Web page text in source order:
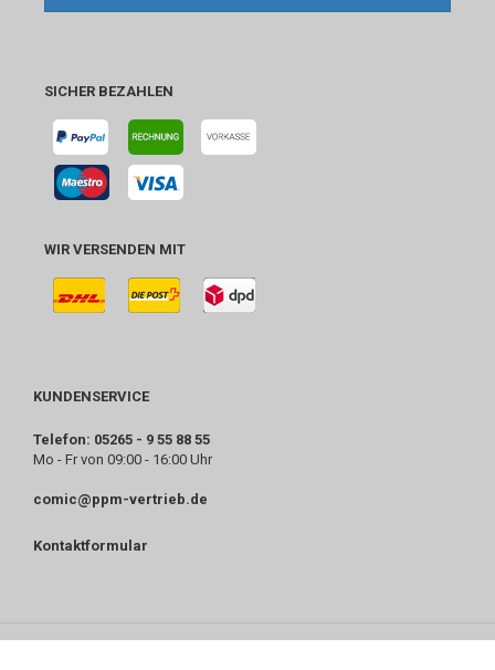
SICHER BEZAHLEN
WIR VERSENDEN MIT
KUNDENSERVICE
Telefon: 05265 - 9 55 88 55
Mo - Fr von 09:00 - 16:00 Uhr
comic@ppm-vertrieb.de
Kontaktformular